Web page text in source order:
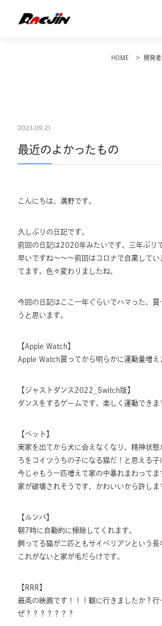
HOME 開発
2023.09.21
最近のよかったもの
こんにちは、溝野です。
久しぶりの日記です。
前回の日記は2020年みたいです、三年ぶりで
早いですね～～～前回はコロナで自粛して
てます。色々変わりましたね。
今回の日記はここ一年ぐらいでハマった、買
うと思います。
【Apple Watch】
Apple Watch買ってから明らかに運動量増え
【ジャストダンス2022_Switch版】
ダンスをするゲームです、楽しく運動できま
【ペット】
実家を出てから犬に会えなくなり、精神状態
ろをコイツうちの子になる猫だ！と思える子
今じゃもう一匹増えて家の中暴れまわってま
家が破壊されそうです、かわいいから許しま
【ルンバ】
朝7時に自動的に掃除してくれます。
飼ってる猫が二匹ともサイベリアンという
これがないと家が毛だらけです。
【RRR】
最高の映画です！！！観に行きましたか？行
ぜ？？？？？？？